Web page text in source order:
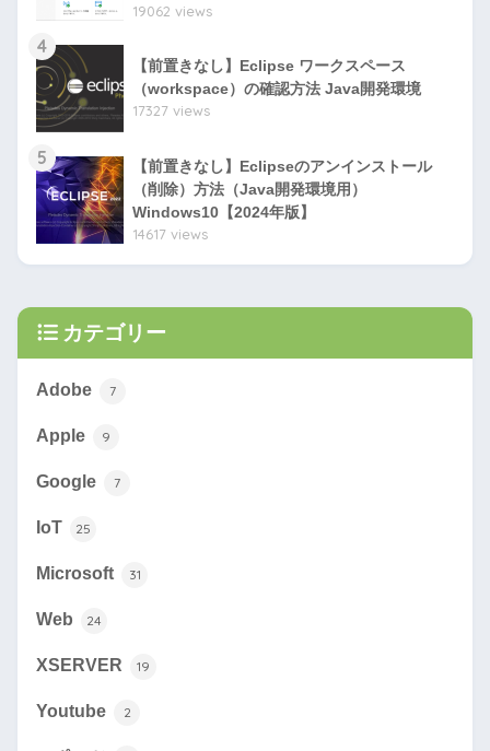
19062 views
4
【前置きなし】Eclipse ワークスペース
（workspace）の確認方法 Java開発環境
17327 views
5
【前置きなし】Eclipseのアンインストール
（削除）方法（Java開発環境用）
Windows10【2024年版】
14617 views
カテゴリー
Adobe 7
Apple 9
Google 7
IoT 25
Microsoft 31
Web 24
XSERVER 19
Youtube 2